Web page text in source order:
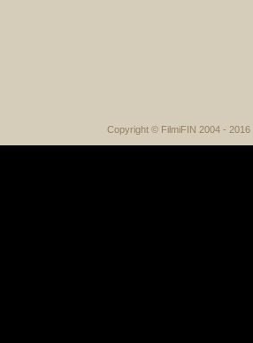
Copyright © FilmiFIN 2004 - 2016